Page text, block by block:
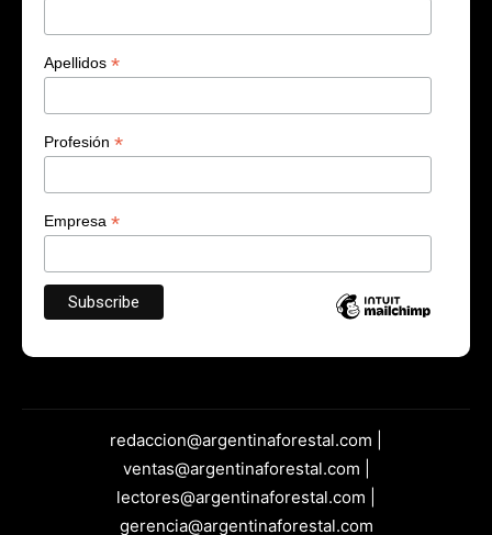
Apellidos *
Profesión *
Empresa *
redaccion@argentinaforestal.com |
ventas@argentinaforestal.com |
lectores@argentinaforestal.com |
gerencia@argentinaforestal.com